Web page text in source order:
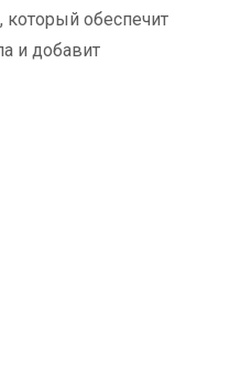
обеспечит
и добавит